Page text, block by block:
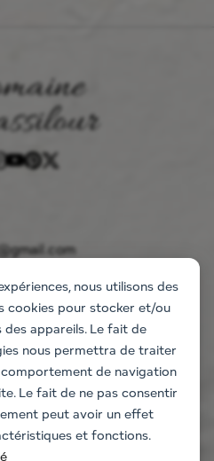
nous utilisons des
cookies pour stocker et/ou
appareils. Le fait de
nous permettra de traiter
de navigation
Le fait de ne pas consentir
peut avoir un effet
et fonctions.